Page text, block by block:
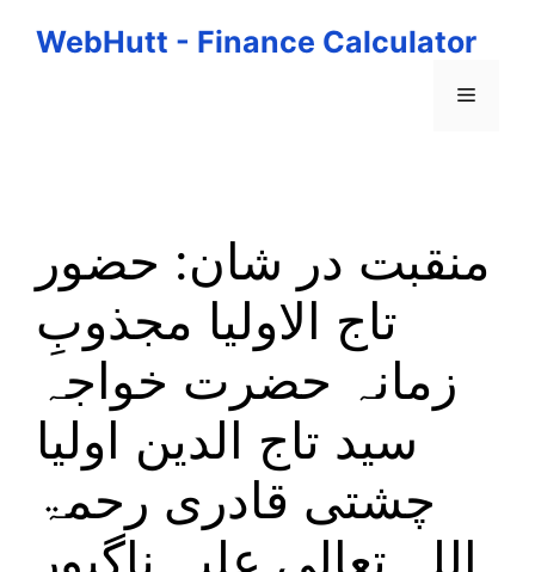
WebHutt - Finance Calculator
Menu
منقبت در شان: حضور
تاج الاولیا مجذوبِ
زمانہ حضرت خواجہ
سید تاج الدین اولیا
چشتی قادری رحمۃ
اللہ تعالی علیہ ناگپور